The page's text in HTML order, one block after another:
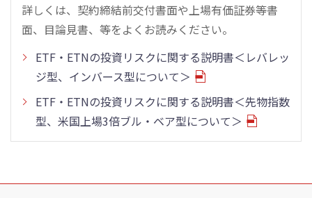
詳しくは、契約締結前交付書面や上場有価証券等書
面、目論見書、等をよくお読みください。
ETF・ETNの投資リスクに関する説明書＜レバレッ
ジ型、インバース型について＞
ETF・ETNの投資リスクに関する説明書＜先物指数
型、米国上場3倍ブル・ベア型について＞
こ